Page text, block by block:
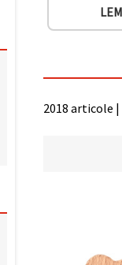
2018 articole